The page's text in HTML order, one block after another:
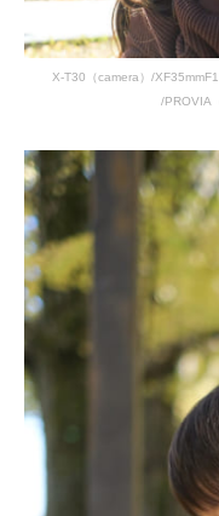
X-T30（camera）/
/PROVIA